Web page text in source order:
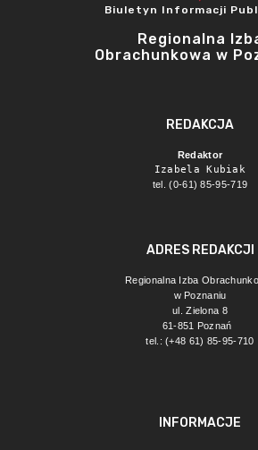
Biuletyn Informacji
Regionalna
Obrachunkowa w
REDAKCJA
Redaktor
Izabela Kubiak
tel. (0-61) 85-95-719
ADRES REDAKCJI
Regionalna Izba
w Poznaniu
ul. Zielona 8
61-851 Poznań
tel.: (+48 61) 85-95-710
INFORMACJE